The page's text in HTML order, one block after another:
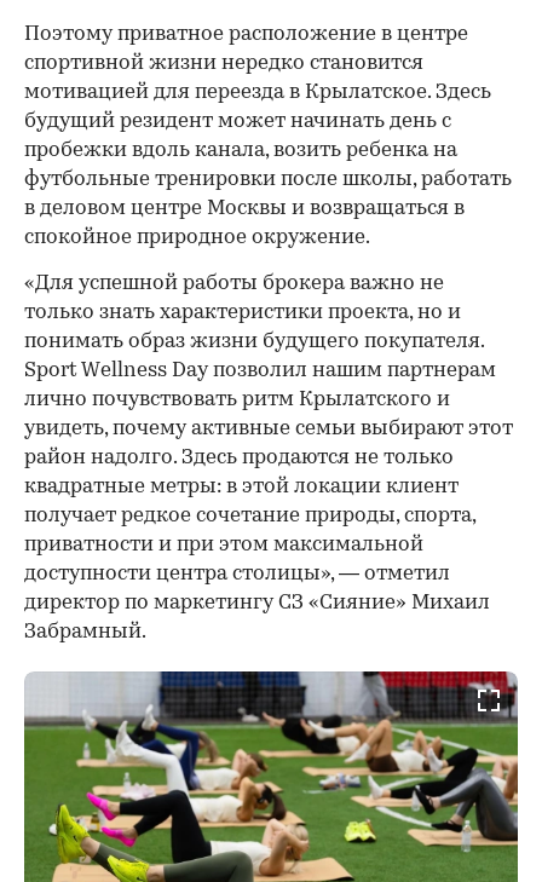
Поэтому приватное расположение в центре
спортивной жизни нередко становится
мотивацией для переезда в Крылатское. Здесь
будущий резидент может начинать день с
пробежки вдоль канала, возить ребенка на
футбольные тренировки после школы, работать
в деловом центре Москвы и возвращаться в
спокойное природное окружение.
«Для успешной работы брокера важно не
только знать характеристики проекта, но и
понимать образ жизни будущего покупателя.
Sport Wellness Day позволил нашим партнерам
лично почувствовать ритм Крылатского и
увидеть, почему активные семьи выбирают этот
район надолго. Здесь продаются не только
квадратные метры: в этой локации клиент
получает редкое сочетание природы, спорта,
приватности и при этом максимальной
доступности центра столицы», — отметил
директор по маркетингу СЗ «Сияние» Михаил
Забрамный.